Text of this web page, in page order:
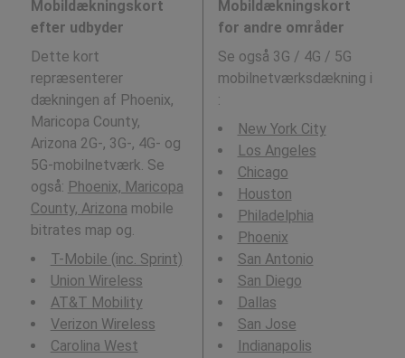
Mobildækningskort
efter udbyder
Dette kort
repræsenterer
dækningen af Phoenix,
Maricopa County,
Arizona 2G-, 3G-, 4G- og
5G-mobilnetværk. Se
også: Phoenix, Maricopa
County, Arizona mobile
bitrates map og.
T-Mobile (inc. Sprint)
Union Wireless
AT&T Mobility
Verizon Wireless
Carolina West
Mobildækningskort
for andre områder
Se også 3G / 4G / 5G
mobilnetværksdækning i
:
New York City
Los Angeles
Chicago
Houston
Philadelphia
Phoenix
San Antonio
San Diego
Dallas
San Jose
Indianapolis